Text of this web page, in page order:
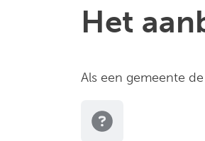
Het
Als een gemeente